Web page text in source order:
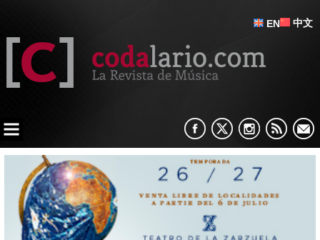
EN 中文